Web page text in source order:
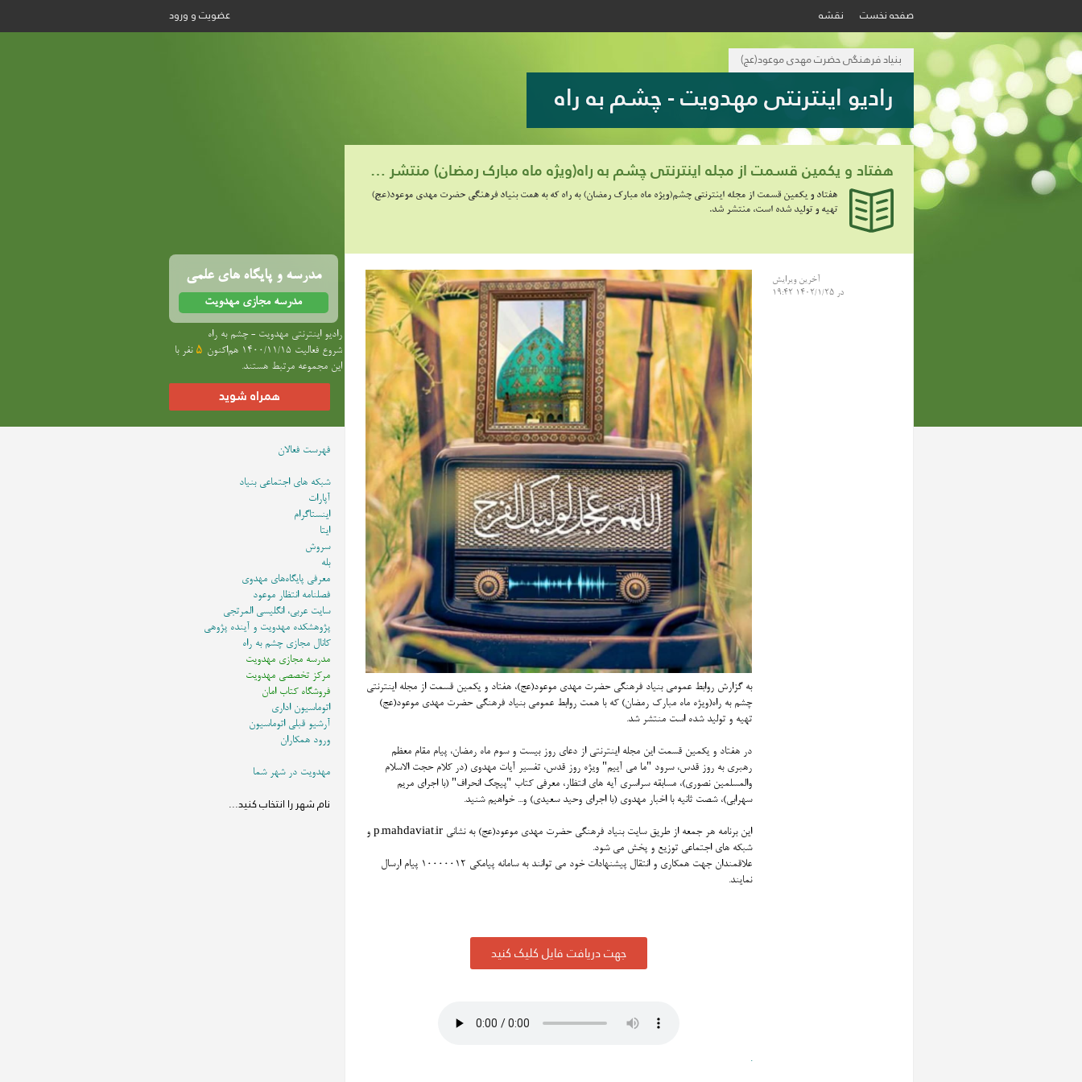
صفحه نخست نقشه عضویت و ورود
بنیاد فرهنگی حضرت مهدی موعود(عج)
رادیو اینترنتی مهدویت - چشم به راه
مدرسه و پایگاه های علمی
مدرسه مجازی مهدویت
رادیو اینترنتی مهدویت - چشم به راه
شروع فعالیت 1400/11/15 هم‌اکنون
5 نفر با
این مجموعه مرتبط هستند.
همراه شوید
فهرست فعالان
شبکه های اجتماعی بنیاد
آپارات
اینستاگرام
ایتا
سروش
بله
معرفی پایگاه‌های مهدوی
فصلنامه انتظار موعود
سایت عربی، انگلیسی المرتجی
پژوهشکده مهدویت و آینده پژوهی
کانال مجازی چشم به راه
مدرسه مجازی مهدویت
مرکز تخصصی مهدویت
فروشگاه کتاب امان
اتوماسیون اداری
آرشیو قبلی اتوماسیون
ورود همکاران
مهدویت در شهر شما
هفتاد و یکمین قسمت از مجله اینترنتی چشم به راه(ویژه ماه مبارک رمضان) منتشر شد
هفتاد و یکمین قسمت از مجله اینترنتی چشم(ویژه ماه مبارک رمضان) به راه که به همت بنیاد فرهنگی حضرت مهدی موعود(عج)
تهیه و تولید شده است، منتشر شد.
به گزارش روابط عمومی بنیاد فرهنگی حضرت مهدی موعود(عج)، هفتاد و یکمین قسمت از مجله اینترنتی
چشم به راه(ویژه ماه مبارک رمضان) که با همت روابط عمومی بنیاد فرهنگی حضرت مهدی موعود(عج)
تهیه و تولید شده است منتشر شد.
در هفتاد و یکمین قسمت این مجله اینترنتی از دعای روز بیست و سوم ماه رمضان، پیام مقام معظم
رهبری به روز قدس، سرود "ما می آییم" ویژه روز قدس، تفسیر آیات مهدوی (در کلام حجت الاسلام
والمسلمین نصوری)، مسابقه سراسری آیه های انتظار، معرفی کتاب "پیچک انحراف" (با اجرای مریم
سهرابی)، شصت ثانیه با اخبار مهدوی (با اجرای وحید سعیدی) و... خواهیم شنید.
این برنامه هر جمعه از طریق سایت بنیاد فرهنگی حضرت مهدی موعود(عج) به نشانی p.mahdaviat.ir و
شبکه های اجتماعی توزیع و پخش می شود.
علاقمندان جهت همکاری و انتقال پیشنهادات خود می توانند به سامانه پیامکی ۱۰۰۰۰۰۱۲ پیام ارسال
نمایند.
جهت دریافت فایل کلیک کنید
.
آخرین ویرایش
در 1402/1/25 19:42